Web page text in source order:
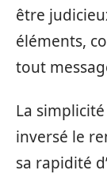
être
éléments,
tout
La
inversé le
sa rapidité